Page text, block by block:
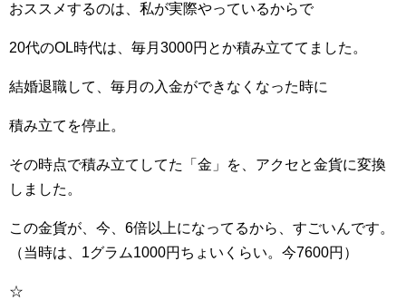
おススメするのは、私が実際やっているからで
20代のOL時代は、毎月3000円とか積み立ててました。
結婚退職して、毎月の入金ができなくなった時に
積み立てを停止。
その時点で積み立てしてた「金」を、アクセと金貨に変換
しました。
この金貨が、今、6倍以上になってるから、すごいんです。
（当時は、1グラム1000円ちょいくらい。今7600円）
☆